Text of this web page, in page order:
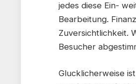
jedes diese Ein-
Bearbeitung.
Zuversichtlichkeit.
Besucher
Glucklicherweise